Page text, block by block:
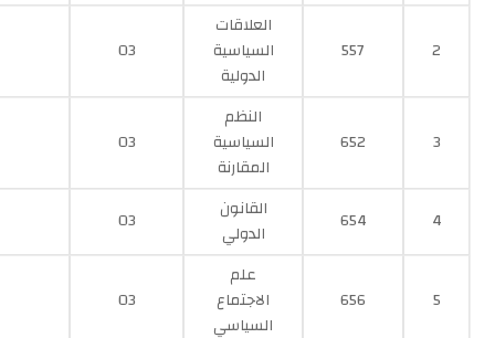
2
557
العلاقات
السياسية
الدولية
03
3
652
النظم
السياسية
المقارنة
03
4
654
القانون
الدولي
03
5
656
علم
الاجتماع
السياسي
03